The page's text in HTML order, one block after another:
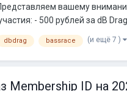
вашему
- 500 рублей за dB
dbdrag bassrace (и ещё 7 )
Membership ID на